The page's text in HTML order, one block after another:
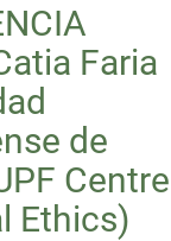
Faria
de
Centre
Ethics)